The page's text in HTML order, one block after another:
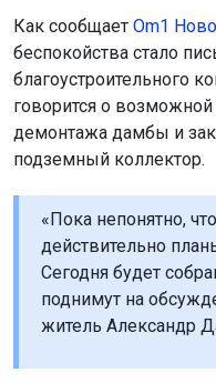
Как сообщает Om1
беспокойства стало
благоустроительного
говорится о
демонтажа дамбы и
подземный коллектор.
«Пока непонятно,
действительно
Сегодня будет
поднимут на
житель Александр